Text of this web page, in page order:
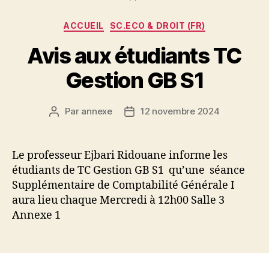
Catégories
ACCUEIL SC.ECO & DROIT (FR)
Avis aux étudiants TC
Gestion GB S1
Auteur
Par annexe
Date12 novembre 2024
Le professeur Ejbari Ridouane informe les
étudiants de TC Gestion GB S1 qu’une séance
Supplémentaire de Comptabilité Générale I
aura lieu chaque Mercredi à 12h00 Salle 3
Annexe 1